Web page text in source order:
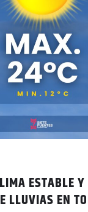
ESTABLE
LLUVIAS EN